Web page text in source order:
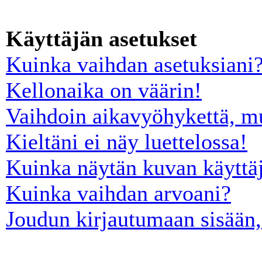
Käyttäjän asetukset
Kuinka vaihdan
Kellonaika on väärin!
Vaihdoin aikavyöhykettä,
Kieltäni ei näy luettelossa!
Kuinka näytän kuvan
Kuinka vaihdan arvoani?
Joudun kirjautumaan